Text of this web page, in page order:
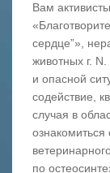
Вам
сердце”»,
животных г.
и опасной
содействие,
случая в
по